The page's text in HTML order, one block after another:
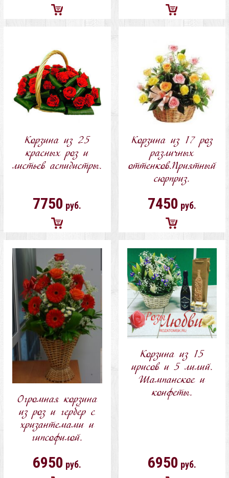
Добавить
Добавить
корзину
Корзина из 25
красных роз и
листьев аспидистры.
7750 руб.
Добавить
в
корзину
Корзина из 17 роз
различных
оттенков.Приятный
сюрприз.
7450 руб.
Добавить
в
корзину
Огромная корзина
из роз и гербер с
хризантемами и
гипсофилой.
6950 руб.
Корзина из 15
ирисов и 5 лилий.
Шампанское и
конфеты.
6950 руб.